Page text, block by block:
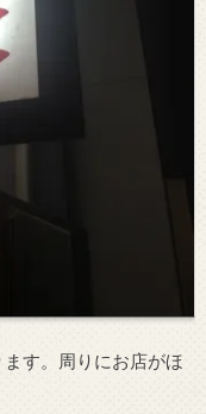
す。周りにお店がほ